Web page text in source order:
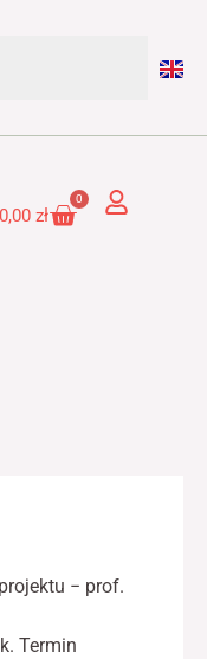
0,00zł
0
Cart
− prof.
Termin